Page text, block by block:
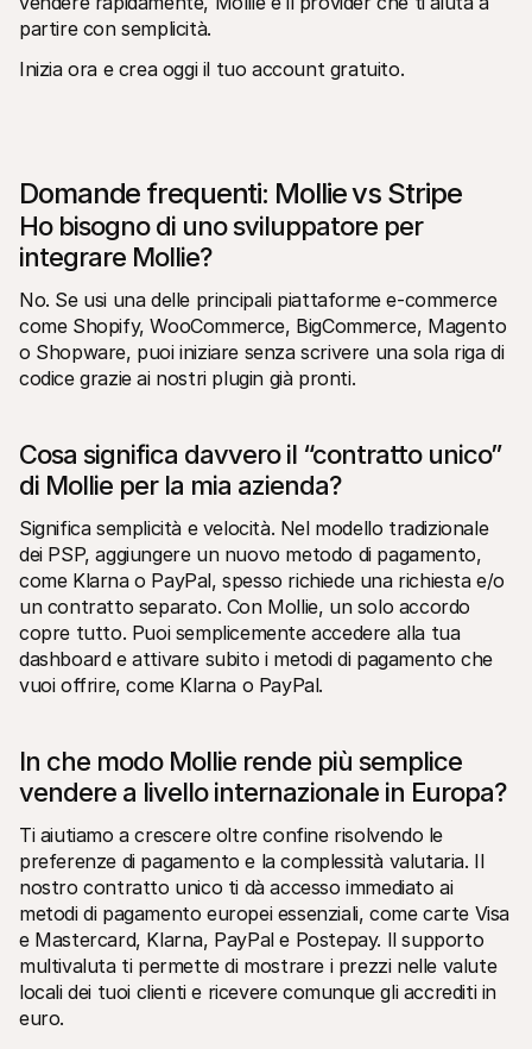
partire con semplicità.
Inizia ora e crea oggi il tuo account gratuito.
Domande frequenti: Mollie vs Stripe
Ho bisogno di uno sviluppatore per
integrare Mollie?
No. Se usi una delle principali piattaforme e-commerce
come Shopify, WooCommerce, BigCommerce, Magento
o Shopware, puoi iniziare senza scrivere una sola riga di
codice grazie ai nostri plugin già pronti.
Cosa significa davvero il “contratto unico”
di Mollie per la mia azienda?
Significa semplicità e velocità. Nel modello tradizionale
dei PSP, aggiungere un nuovo metodo di pagamento,
come Klarna o PayPal, spesso richiede una richiesta e/o
un contratto separato. Con Mollie, un solo accordo
copre tutto. Puoi semplicemente accedere alla tua
dashboard e attivare subito i metodi di pagamento che
vuoi offrire, come Klarna o PayPal.
In che modo Mollie rende più semplice
vendere a livello internazionale in Europa?
Ti aiutiamo a crescere oltre confine risolvendo le
preferenze di pagamento e la complessità valutaria. Il
nostro contratto unico ti dà accesso immediato ai
metodi di pagamento europei essenziali, come carte Visa
e Mastercard, Klarna, PayPal e Postepay. Il supporto
multivaluta ti permette di mostrare i prezzi nelle valute
locali dei tuoi clienti e ricevere comunque gli accrediti in
euro.